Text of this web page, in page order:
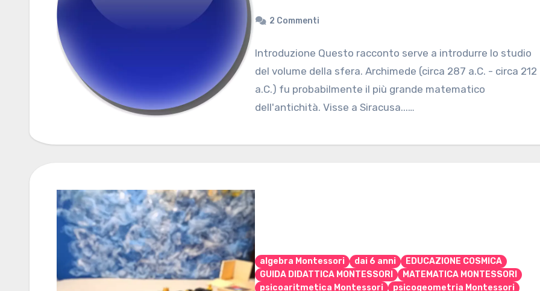
2 Commenti
Introduzione Questo racconto serve a introdurre lo studio
del volume della sfera. Archimede (circa 287 a.C. - circa 212
a.C.) fu probabilmente il più grande matematico
dell'antichità. Visse a Siracusa...…
algebra Montessori dai 6 anni
EDUCAZIONE COSMICA
GUIDA DIDATTICA MONTESSORI
MATEMATICA MONTESSORI
psicoaritmetica Montessori
psicogeometria Montessori